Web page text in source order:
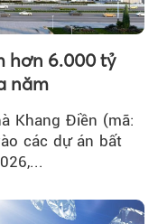
hơn 6.000 tỷ
năm
Khang Điền (mã:
các dự án bất